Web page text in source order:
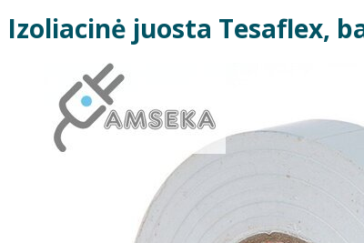
Izoliacinė juosta Tesaflex,